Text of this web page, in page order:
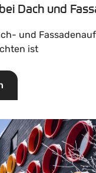
Dach und
und
ist